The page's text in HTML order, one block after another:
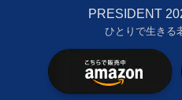
PRESIDENT
ひとりで生きる